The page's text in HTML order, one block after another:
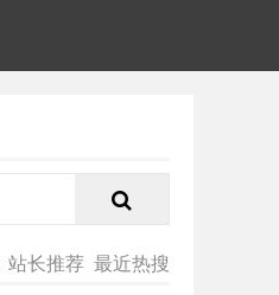
站长推荐 最近热搜